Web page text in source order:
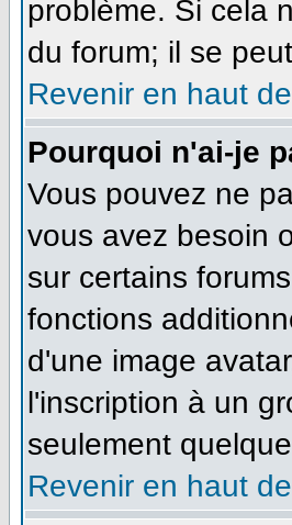
problème. Si cela
du forum; il se
Revenir en haut
Pourquoi n'ai-je
Vous pouvez ne
vous avez besoin
sur certains
fonctions
d'une image
l'inscription à un
seulement
Revenir en haut